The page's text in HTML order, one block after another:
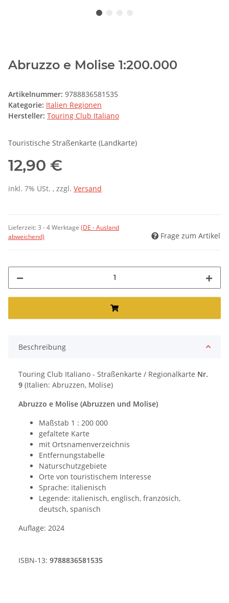
Abruzzo e Molise 1:200.000
Artikelnummer: 9788836581535
Kategorie: Italien Regionen
Hersteller: Touring Club Italiano
Touristische Straßenkarte (Landkarte)
12,90 €
inkl. 7% USt. , zzgl. Versand
Lieferzeit:3 - 4 Werktage (DE - Ausland
abweichend)
Frage zum Artikel
Beschreibung
Touring Club Italiano - Straßenkarte / Regionalkarte Nr.
9 (Italien: Abruzzen, Molise)
Abruzzo e Molise (Abruzzen und Molise)
Maßstab 1 : 200 000
gefaltete Karte
mit Ortsnamenverzeichnis
Entfernungstabelle
Naturschutzgebiete
Orte von touristischem Interesse
Sprache: italienisch
Legende: italienisch, englisch, französich,
deutsch, spanisch
Auflage: 2024
ISBN-13: 9788836581535